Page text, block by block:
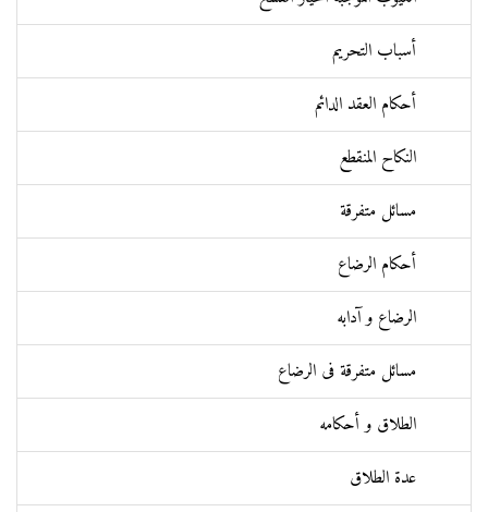
أسباب التحريم
أحكام العقد الدائم
النكاح المنقطع
مسائل متفرقة
أحكام الرضاع
الرضاع و آدابه
مسائل متفرقة فی الرضاع
الطلاق و أحكامه
عدة الطلاق